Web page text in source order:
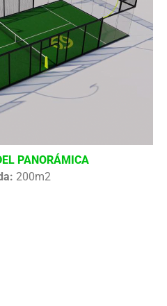
PANORÁMICA
200m2